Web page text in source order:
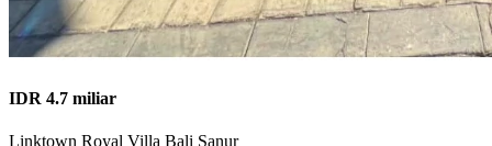
IDR 4.7 miliar
Linktown Royal Villa Bali Sanur